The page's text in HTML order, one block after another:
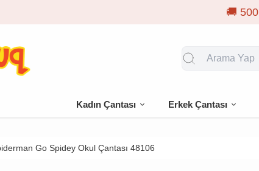
Kadın Çantası Erkek Çantası
Go Spidey Okul Çantası 48106